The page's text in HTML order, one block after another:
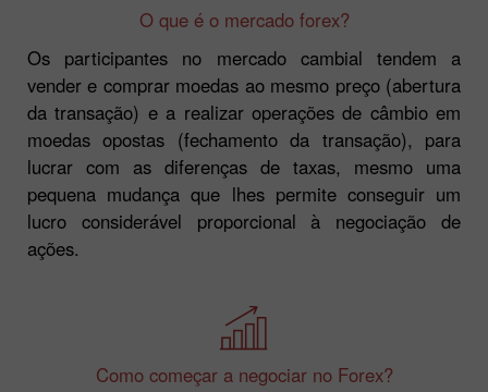
O que é o mercado forex?
Os participantes no mercado cambial tendem a
vender e comprar moedas ao mesmo preço (abertura
da transação) e a realizar operações de câmbio em
moedas opostas (fechamento da transação), para
lucrar com as diferenças de taxas, mesmo uma
pequena mudança que lhes permite conseguir um
lucro considerável proporcional à negociação de